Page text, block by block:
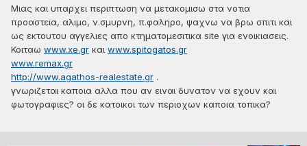
Μιας και υπαρχει περιπτωση να μετακομισω στα νοτια
προαστεια, αλιμο, ν.σμυρνη, π.φαληρο, ψαχνω να βρω σπιτι και
ως εκτουτου αγγελιες απο κτηματομεσιτικα site για ενοικιασεις.
Κοιταω www.xe.gr καιwww.spitogatos.gr
www.remax.gr
http://www.agathos-realestate.gr .
γνωριζεται καποια αλλα που αν ειναι δυνατον να εχουν και
φωτογραφιες? οι δε κατοικοι των περιοχων καποια τοπικα?